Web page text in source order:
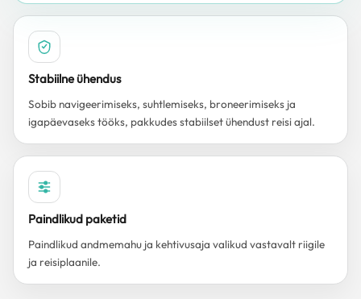
Stabiilne ühendus
Sobib navigeerimiseks, suhtlemiseks, broneerimiseks ja
igapäevaseks tööks, pakkudes stabiilset ühendust reisi ajal.
Paindlikud paketid
Paindlikud andmemahu ja kehtivusaja valikud vastavalt riigile
ja reisiplaanile.